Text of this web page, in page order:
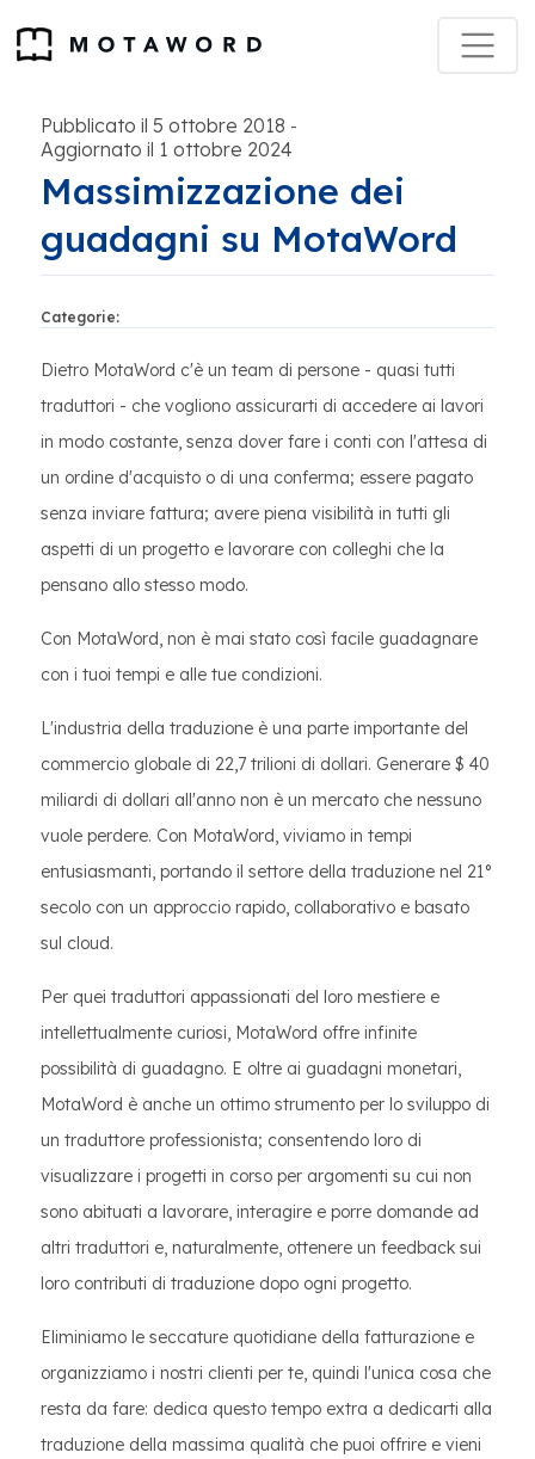
Pubblicato il 5 ottobre 2018 -
Aggiornato il 1 ottobre 2024
Massimizzazione dei
guadagni su MotaWord
Categorie:
Dietro MotaWord c'è un team di persone - quasi tutti
traduttori - che vogliono assicurarti di accedere ai lavori
in modo costante, senza dover fare i conti con l'attesa di
un ordine d'acquisto o di una conferma; essere pagato
senza inviare fattura; avere piena visibilità in tutti gli
aspetti di un progetto e lavorare con colleghi che la
pensano allo stesso modo.
Con MotaWord, non è mai stato così facile guadagnare
con i tuoi tempi e alle tue condizioni.
L'industria della traduzione è una parte importante del
commercio globale di 22,7 trilioni di dollari. Generare $ 40
miliardi di dollari all'anno non è un mercato che nessuno
vuole perdere. Con MotaWord, viviamo in tempi
entusiasmanti, portando il settore della traduzione nel 21°
secolo con un approccio rapido, collaborativo e basato
sul cloud.
Per quei traduttori appassionati del loro mestiere e
intellettualmente curiosi, MotaWord offre infinite
possibilità di guadagno. E oltre ai guadagni monetari,
MotaWord è anche un ottimo strumento per lo sviluppo di
un traduttore professionista; consentendo loro di
visualizzare i progetti in corso per argomenti su cui non
sono abituati a lavorare, interagire e porre domande ad
altri traduttori e, naturalmente, ottenere un feedback sui
loro contributi di traduzione dopo ogni progetto.
Eliminiamo le seccature quotidiane della fatturazione e
organizziamo i nostri clienti per te, quindi l'unica cosa che
resta da fare: dedica questo tempo extra a dedicarti alla
traduzione della massima qualità che puoi offrire e vieni